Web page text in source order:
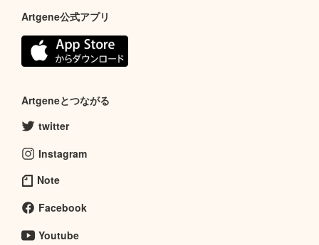
Artgene公式アプリ
Artgeneとつながる
twitter
Instagram
Note
Facebook
Youtube